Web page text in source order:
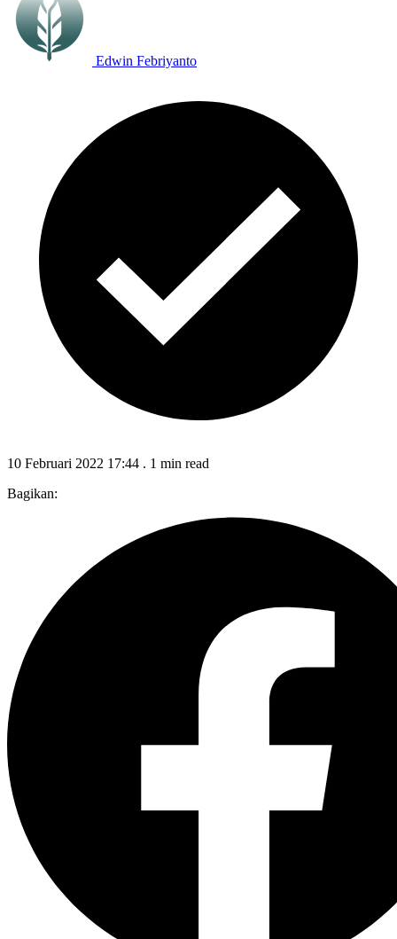
Edwin Febriyanto
10 Februari 2022 17:44 . 1 min read
Bagikan: